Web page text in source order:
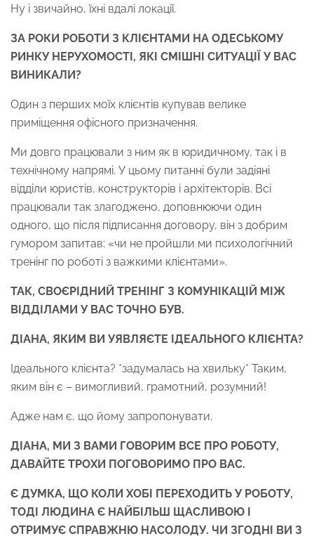
Ну і звичайно, їхні вдалі локації.
ЗА РОКИ РОБОТИ З КЛІЄНТАМИ НА ОДЕСЬКОМУ
РИНКУ НЕРУХОМОСТІ, ЯКІ СМІШНІ СИТУАЦІЇ У ВАС
ВИНИКАЛИ?
Один з перших моїх клієнтів купував велике
приміщення офісного призначення.
Ми довго працювали з ним як в юридичному, так і в
технічному напрямі. У цьому питанні були задіяні
відділи юристів, конструкторів і архітекторів. Всі
працювали так злагоджено, доповнюючи один
одного, що після підписання договору, він з добрим
гумором запитав: «чи не пройшли ми психологічний
тренінг по роботі з важкими клієнтами».
ТАК, СВОЄРІДНИЙ ТРЕНІНГ З КОМУНІКАЦІЙ МІЖ
ВІДДІЛАМИ У ВАС ТОЧНО БУВ.
ДІАНА, ЯКИМ ВИ УЯВЛЯЄТЕ ІДЕАЛЬНОГО КЛІЄНТА?
Ідеального клієнта? *задумалась на хвильку* Таким,
яким він є – вимогливий, грамотний, розумний!
Адже нам є, що йому запропонувати.
ДІАНА, МИ З ВАМИ ГОВОРИМ ВСЕ ПРО РОБОТУ,
ДАВАЙТЕ ТРОХИ ПОГОВОРИМО ПРО ВАС.
Є ДУМКА, ЩО КОЛИ ХОБІ ПЕРЕХОДИТЬ У РОБОТУ,
ТОДІ ЛЮДИНА Є НАЙБІЛЬШ ЩАСЛИВОЮ І
ОТРИМУЄ СПРАВЖНЮ НАСОЛОДУ. ЧИ ЗГОДНІ ВИ З